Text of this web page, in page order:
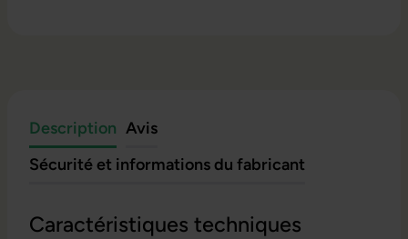
Description Avis
Sécurité et informations du fabricant
Caractéristiques techniques